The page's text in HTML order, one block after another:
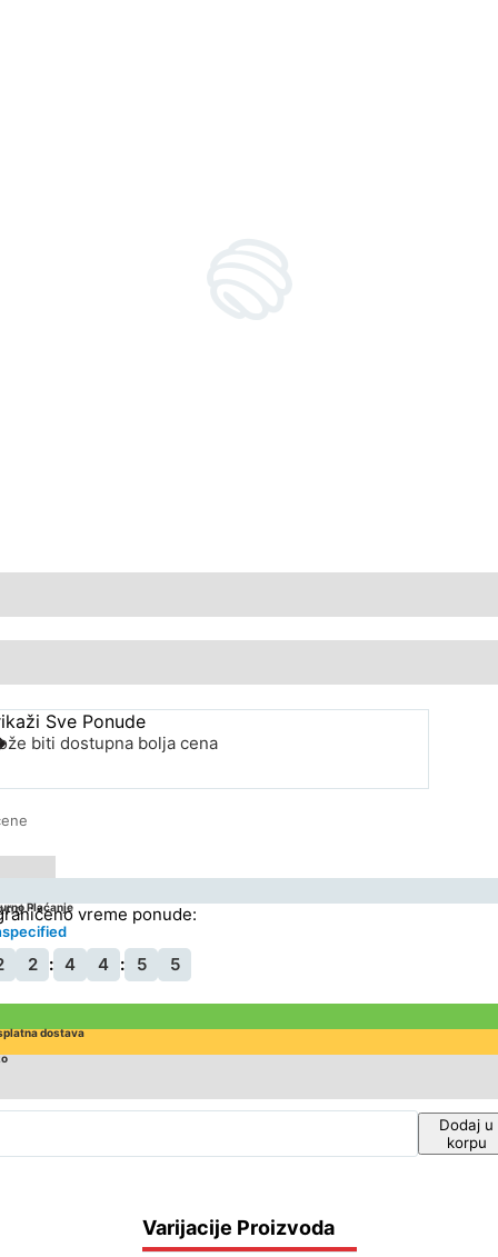
Sve Ponude
biti dostupna bolja cena
Plaćanje vreme ponude:
2 : 4 4 : 5 5
dostava
Dodaj u
korpu
Varijacije Proizvoda